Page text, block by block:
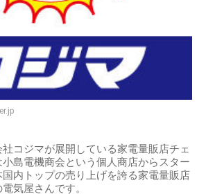
コジマが展開している家電量販店チェ
島電機商会という個人商店からスター
国内トップの売り上げを誇る家電量販店
気屋さんです。